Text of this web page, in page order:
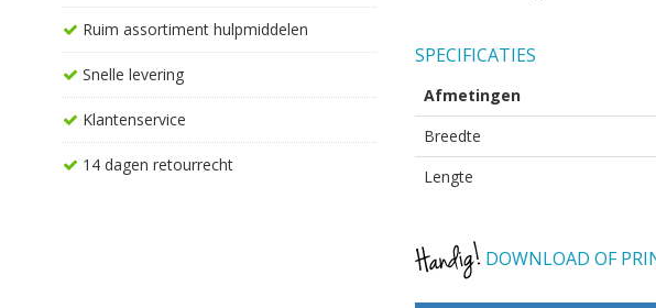
SPECIFICATIES
Afmetingen
Breedte
Lengte
DOWNLOAD OF
Ruim assortiment hulpmiddelen
Snelle levering
Klantenservice
14 dagen retourrecht